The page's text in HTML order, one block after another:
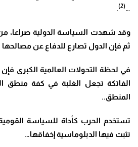
…
(2)
.
وقد شهدت السياسة الدولية صراعا،
ثم فإن الدول تصارع للدفاع عن مصالحها
في لحظة التحولات العالمية الكبرى
الفاتكة تجعل الغلبة في كفة منطق
المنطق..
تستخدم الحرب كأداة للسياسة
تثبت فيها الدبلوماسية إخفاقها…